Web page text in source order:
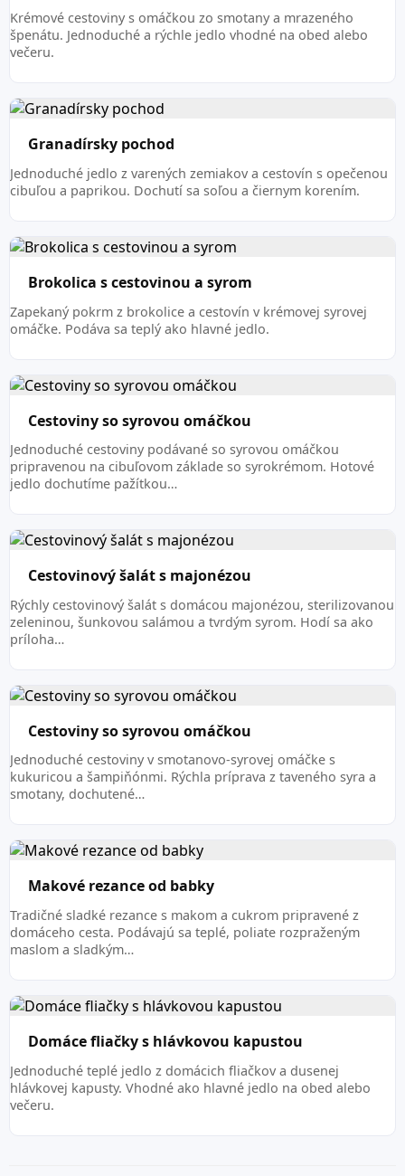
Krémové cestoviny s omáčkou zo smotany a mrazeného
špenátu. Jednoduché a rýchle jedlo vhodné na obed alebo
večeru.
Granadírsky pochod
Jednoduché jedlo z varených zemiakov a cestovín s opečenou
cibuľou a paprikou. Dochutí sa soľou a čiernym korením.
Brokolica s cestovinou a syrom
Zapekaný pokrm z brokolice a cestovín v krémovej syrovej
omáčke. Podáva sa teplý ako hlavné jedlo.
Cestoviny so syrovou omáčkou
Jednoduché cestoviny podávané so syrovou omáčkou
pripravenou na cibuľovom základe so syrokrémom. Hotové
jedlo dochutíme pažítkou…
Cestovinový šalát s majonézou
Rýchly cestovinový šalát s domácou majonézou, sterilizovanou
zeleninou, šunkovou salámou a tvrdým syrom. Hodí sa ako
príloha…
Cestoviny so syrovou omáčkou
Jednoduché cestoviny v smotanovo-syrovej omáčke s
kukuricou a šampiňónmi. Rýchla príprava z taveného syra a
smotany, dochutené…
Makové rezance od babky
Tradičné sladké rezance s makom a cukrom pripravené z
domáceho cesta. Podávajú sa teplé, poliate rozpraženým
maslom a sladkým…
Domáce fliačky s hlávkovou kapustou
Jednoduché teplé jedlo z domácich fliačkov a dusenej
hlávkovej kapusty. Vhodné ako hlavné jedlo na obed alebo
večeru.